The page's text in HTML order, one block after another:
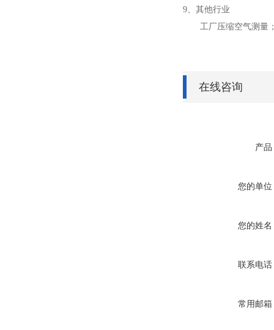
9、其他行业
工厂压缩空气测量；
在线咨询
产品
您的单位
您的姓名
联系电话
常用邮箱